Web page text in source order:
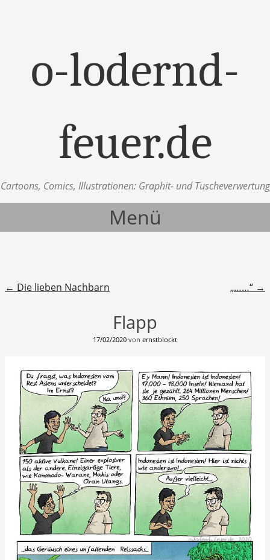
o-lodernd-
feuer.de
Cartoons, Comics, Illustrationen: Graphit- und Tuscheverwertung
Menü
Beitragsnavigation
← Die lieben Nachbarn „……“ →
Flapp
17/02/2020 von ernstblockt